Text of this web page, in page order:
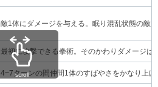
敵1体にダメージを与える。眠り混乱状態の敵
最初に攻撃できる拳術。そのかわりダメージは
4~7ターンの間仲間1体のすばやさをかなり上げ
scroll